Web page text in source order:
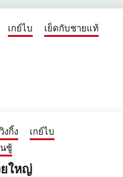
เกย์ไบ
เย็ดกับชายแท้
งกิ้ง
เกย์ไบ
นชู้
ใหญ่